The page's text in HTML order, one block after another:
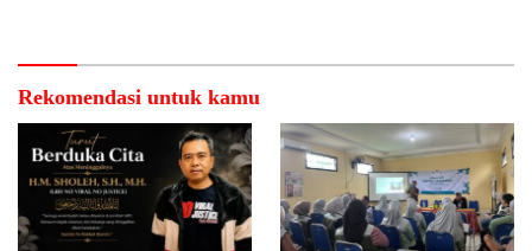
Rekomendasi untuk kamu